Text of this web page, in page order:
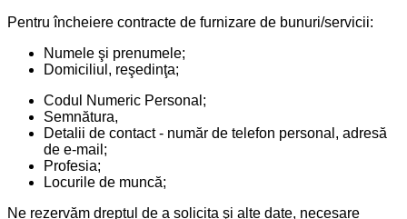
Pentru încheiere contracte de furnizare de bunuri/servicii:
Numele şi prenumele;
Domiciliul, reşedinţa;
Codul Numeric Personal;
Semnătura,
Detalii de contact - număr de telefon personal, adresă
de e-mail;
Profesia;
Locurile de muncă;
Ne rezervăm dreptul de a solicita şi alte date, necesare